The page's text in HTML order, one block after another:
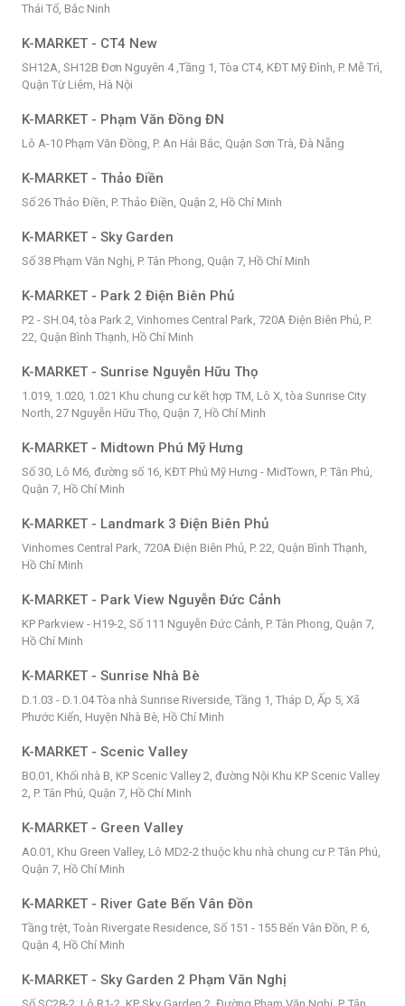
Thái Tổ, Bắc Ninh
K-MARKET - CT4 New
SH12A, SH12B Đơn Nguyên 4 ,Tầng 1, Tòa CT4, KĐT Mỹ Đình, P. Mễ Trì,
Quận Từ Liêm, Hà Nội
K-MARKET - Phạm Văn Đồng ĐN
Lô A-10 Phạm Văn Đồng, P. An Hải Bắc, Quận Sơn Trà, Đà Nẵng
K-MARKET - Thảo Điền
Số 26 Thảo Điền, P. Thảo Điền, Quận 2, Hồ Chí Minh
K-MARKET - Sky Garden
Số 38 Phạm Văn Nghị, P. Tân Phong, Quận 7, Hồ Chí Minh
K-MARKET - Park 2 Điện Biên Phủ
P2 - SH.04, tòa Park 2, Vinhomes Central Park, 720A Điện Biên Phủ, P.
22, Quận Bình Thạnh, Hồ Chí Minh
K-MARKET - Sunrise Nguyễn Hữu Thọ
1.019, 1.020, 1.021 Khu chung cư kết hợp TM, Lô X, tòa Sunrise City
North, 27 Nguyễn Hữu Thọ, Quận 7, Hồ Chí Minh
K-MARKET - Midtown Phú Mỹ Hưng
Số 30, Lô M6, đường số 16, KĐT Phú Mỹ Hưng - MidTown, P. Tân Phú,
Quận 7, Hồ Chí Minh
K-MARKET - Landmark 3 Điện Biên Phủ
Vinhomes Central Park, 720A Điện Biên Phủ, P. 22, Quận Bình Thạnh,
Hồ Chí Minh
K-MARKET - Park View Nguyễn Đức Cảnh
KP Parkview - H19-2, Số 111 Nguyễn Đức Cảnh, P. Tân Phong, Quận 7,
Hồ Chí Minh
K-MARKET - Sunrise Nhà Bè
D.1.03 - D.1.04 Tòa nhà Sunrise Riverside, Tầng 1, Tháp D, Ấp 5, Xã
Phước Kiển, Huyện Nhà Bè, Hồ Chí Minh
K-MARKET - Scenic Valley
B0.01, Khối nhà B, KP Scenic Valley 2, đường Nội Khu KP Scenic Valley
2, P. Tân Phú, Quận 7, Hồ Chí Minh
K-MARKET - Green Valley
A0.01, Khu Green Valley, Lô MD2-2 thuộc khu nhà chung cư P. Tân Phú,
Quận 7, Hồ Chí Minh
K-MARKET - River Gate Bến Vân Đồn
Tầng trệt, Toàn Rivergate Residence, Số 151 - 155 Bến Vân Đồn, P. 6,
Quận 4, Hồ Chí Minh
K-MARKET - Sky Garden 2 Phạm Văn Nghị